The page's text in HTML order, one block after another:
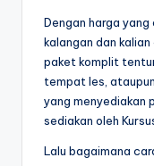
Dengan harga
kalangan dan
paket komplit
tempat les,
yang menyediakan
sediakan oleh
Lalu bagaimana